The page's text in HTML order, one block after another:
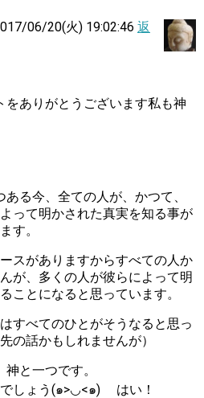
06/20(火) 19:02:46 返
をありがとうございます私も神
る今、全ての人が、かつて、
って明かされた真実を知る事が
す。
スがありますからすべての人か
が、多くの人が彼らによって明
ことになると思っています。
すべてのひとがそうなると思っ
の話かもしれませんが）
と一つです。
でしょう(๑>◡<๑) はい！